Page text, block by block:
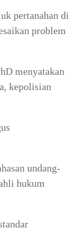
pertanahan di
problem
menyatakan
kepolisian
undang-
hukum